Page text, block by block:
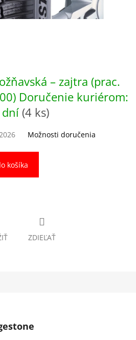
– zajtra (prac.
Doručenie kuriérom:
dní (4 ks)
Možnosti doručenia
košíka
ZDIEĽAŤ